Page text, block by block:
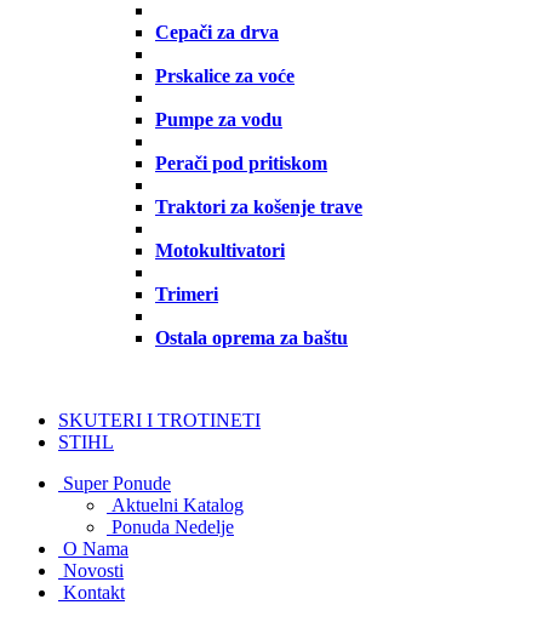
Cepači za drva
Prskalice za voće
Pumpe za vodu
Perači pod pritiskom
Traktori za košenje trave
Motokultivatori
Trimeri
Ostala oprema za baštu
SKUTERI I TROTINETI
STIHL
Super Ponude
Aktuelni Katalog
Ponuda Nedelje
O Nama
Novosti
Kontakt